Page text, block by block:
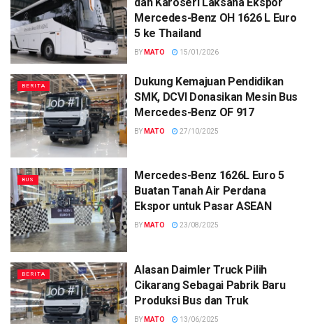
Mercedes-Benz OH 1626 L Euro
5 ke Thailand
BY MATO 15/01/2026
BERITA
Dukung Kemajuan Pendidikan
SMK, DCVI Donasikan Mesin Bus
Mercedes-Benz OF 917
BY MATO 27/10/2025
BUS
Mercedes-Benz 1626L Euro 5
Buatan Tanah Air Perdana
Ekspor untuk Pasar ASEAN
BY MATO 23/08/2025
BERITA
Alasan Daimler Truck Pilih
Cikarang Sebagai Pabrik Baru
Produksi Bus dan Truk
BY MATO 13/06/2025